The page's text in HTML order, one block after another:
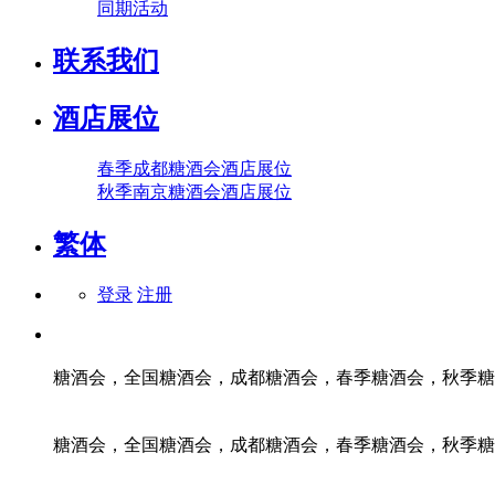
同期活动
联系我们
酒店展位
春季成都糖酒会酒店展位
秋季南京糖酒会酒店展位
繁体
登录 注册
糖酒会，全国糖酒会，成都糖酒会，春季糖酒会，秋季
糖酒会，全国糖酒会，成都糖酒会，春季糖酒会，秋季